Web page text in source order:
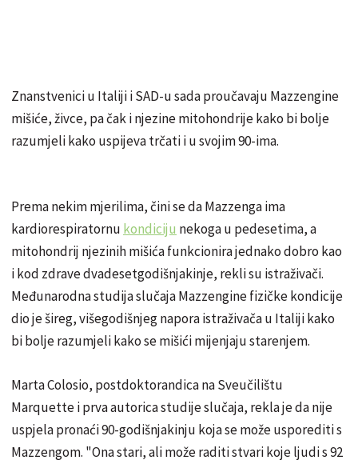
Znanstvenici u Italiji i SAD-u sada proučavaju Mazzengine
mišiće, živce, pa čak i njezine mitohondrije kako bi bolje
razumjeli kako uspijeva trčati i u svojim 90-ima.
Prema nekim mjerilima, čini se da Mazzenga ima
kardiorespiratornu kondiciju nekoga u pedesetima, a
mitohondrij njezinih mišića funkcionira jednako dobro kao
i kod zdrave dvadesetgodišnjakinje, rekli su istraživači.
Međunarodna studija slučaja Mazzengine fizičke kondicije
dio je šireg, višegodišnjeg napora istraživača u Italiji kako
bi bolje razumjeli kako se mišići mijenjaju starenjem.
Marta Colosio, postdoktorandica na Sveučilištu
Marquette i prva autorica studije slučaja, rekla je da nije
uspjela pronaći 90-godišnjakinju koja se može usporediti s
Mazzengom. "Ona stari, ali može raditi stvari koje ljudi s 92